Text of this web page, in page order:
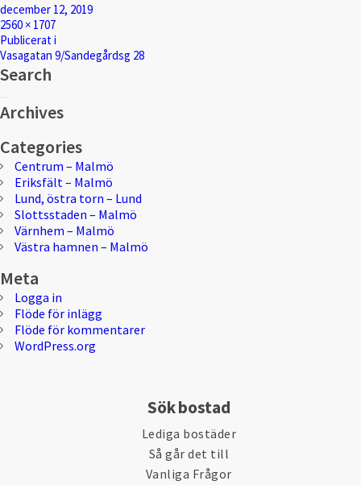
Postat
december 12, 2019
Full
storlek
2560 × 1707
Inläggsnavigering
Publicerat i
Vasagatan 9/Sandegårdsg 28
Search
efter:
Archives
Categories
Centrum – Malmö
Eriksfält – Malmö
Lund, östra torn – Lund
Slottsstaden – Malmö
Värnhem – Malmö
Västra hamnen – Malmö
Meta
Logga in
Flöde för inlägg
Flöde för kommentarer
WordPress.org
Sök bostad
Lediga bostäder
Så går det till
Vanliga Frågor